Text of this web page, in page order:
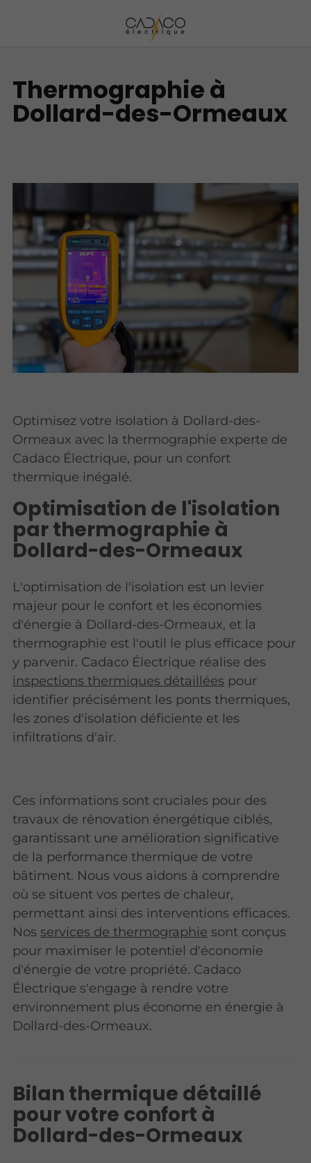
Thermographie à
Dollard-des-Ormeaux
Optimisez votre isolation à Dollard-des-
Ormeaux avec la thermographie experte de
Cadaco Électrique, pour un confort
thermique inégalé.
Optimisation de l'isolation
par thermographie à
Dollard-des-Ormeaux
L'optimisation de l'isolation est un levier
majeur pour le confort et les économies
d'énergie à Dollard-des-Ormeaux, et la
thermographie est l'outil le plus efficace pour
y parvenir. Cadaco Électrique réalise des
inspections thermiques détaillées pour
identifier précisément les ponts thermiques,
les zones d'isolation déficiente et les
infiltrations d'air.
Ces informations sont cruciales pour des
travaux de rénovation énergétique ciblés,
garantissant une amélioration significative
de la performance thermique de votre
bâtiment. Nous vous aidons à comprendre
où se situent vos pertes de chaleur,
permettant ainsi des interventions efficaces.
Nos services de thermographie sont conçus
pour maximiser le potentiel d'économie
d'énergie de votre propriété. Cadaco
Électrique s'engage à rendre votre
environnement plus économe en énergie à
Dollard-des-Ormeaux.
Bilan thermique détaillé
pour votre confort à
Dollard-des-Ormeaux